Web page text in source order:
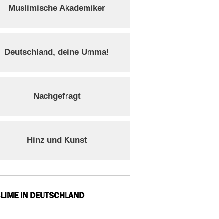
Muslimische Akademiker
Deutschland, deine Umma!
Nachgefragt
Hinz und Kunst
IN DEUTSCHLAND